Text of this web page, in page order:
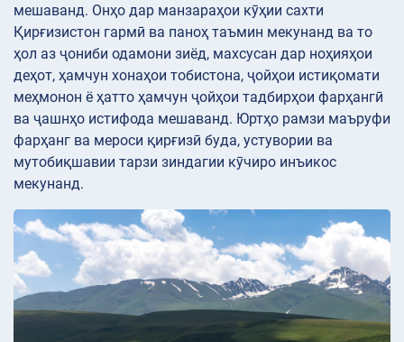
мешаванд. Онҳо дар манзараҳои кӯҳии сахти
Қирғизистон гармӣ ва паноҳ таъмин мекунанд ва то
ҳол аз ҷониби одамони зиёд, махсусан дар ноҳияҳои
деҳот, ҳамчун хонаҳои тобистона, ҷойҳои истиқомати
меҳмонон ё ҳатто ҳамчун ҷойҳои тадбирҳои фарҳангӣ
ва ҷашнҳо истифода мешаванд. Юртҳо рамзи маъруфи
фарҳанг ва мероси қирғизӣ буда, устувории ва
мутобиқшавии тарзи зиндагии кӯчиро инъикос
мекунанд.